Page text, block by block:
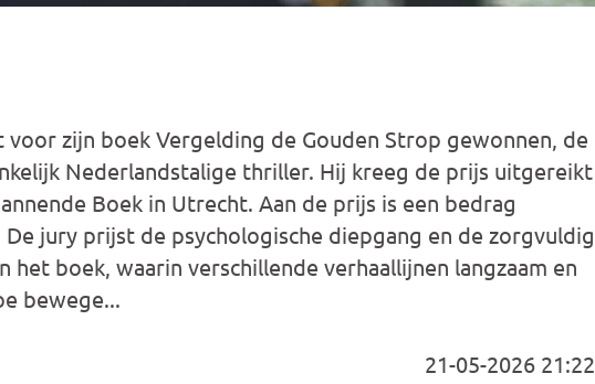
zijn boek Vergelding de Gouden Strop gewonnen, de
Nederlandstalige thriller. Hij kreeg de prijs uitgereikt
Boek in Utrecht. Aan de prijs is een bedrag
jury prijst de psychologische diepgang en de zorgvuldig
het boek, waarin verschillende verhaallijnen langzaam en
bewege...
21-05-2026 21:22